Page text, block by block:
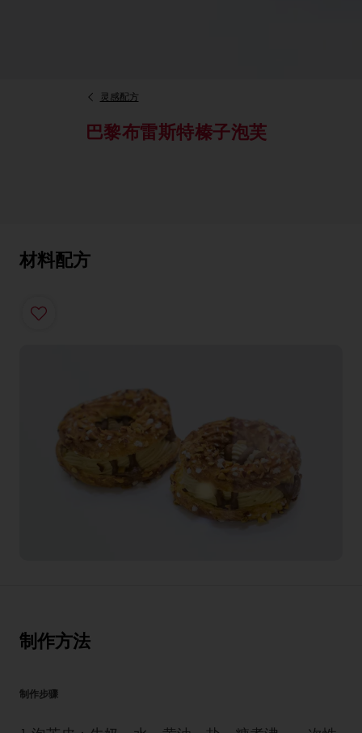
灵感配方
巴黎布雷斯特榛子泡芙
材料配方
制作方法
制作步骤